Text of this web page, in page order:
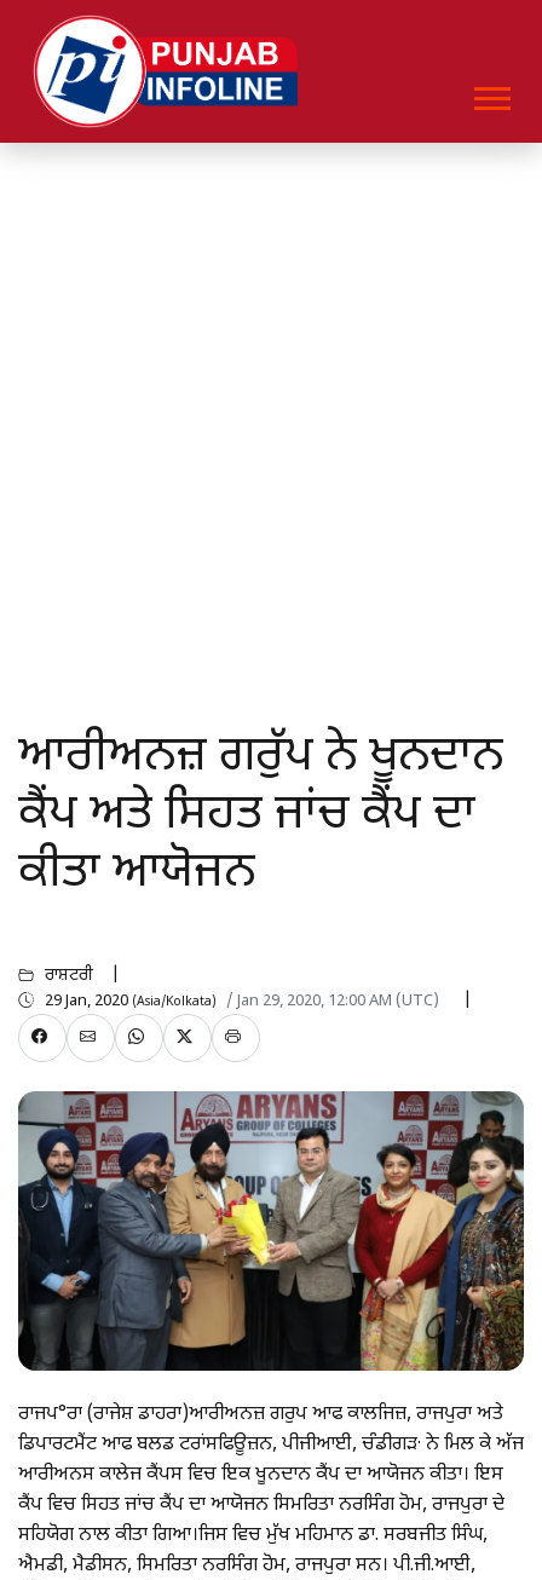
ਆਰੀਅਨਜ਼ ਗਰੁੱਪ ਨੇ ਖੂਨਦਾਨ
ਕੈਂਪ ਅਤੇ ਸਿਹਤ ਜਾਂਚ ਕੈਂਪ ਦਾ
ਕੀਤਾ ਆਯੋਜਨ
ਰਾਸ਼ਟਰੀ
29 Jan, 2020 (Asia/Kolkata) / Jan 29, 2020, 12:00 AM (UTC)
ਰਾਜਪ°ਰਾ (ਰਾਜੇਸ਼ ਡਾਹਰਾ)ਆਰੀਅਨਜ਼ ਗਰੁਪ ਆਫ ਕਾਲਜਿਜ਼, ਰਾਜਪੁਰਾ ਅਤੇ
ਡਿਪਾਰਟਮੈਂਟ ਆਫ ਬਲਡ ਟਰਾਂਸਫਿਊਜ਼ਨ, ਪੀਜੀਆਈ, ਚੰਡੀਗੜ· ਨੇ ਮਿਲ ਕੇ ਅੱਜ
ਆਰੀਅਨਸ ਕਾਲੇਜ ਕੈਂਪਸ ਵਿਚ ਇਕ ਖੂਨਦਾਨ ਕੈਂਪ ਦਾ ਆਯੋਜਨ ਕੀਤਾ। ਇਸ
ਕੈਂਪ ਵਿਚ ਸਿਹਤ ਜਾਂਚ ਕੈਂਪ ਦਾ ਆਯੋਜਨ ਸਿਮਰਿਤਾ ਨਰਸਿੰਗ ਹੋਮ, ਰਾਜਪੁਰਾ ਦੇ
ਸਹਿਯੋਗ ਨਾਲ ਕੀਤਾ ਗਿਆ।ਜਿਸ ਵਿਚ ਮੁੱਖ ਮਹਿਮਾਨ ਡਾ. ਸਰਬਜੀਤ ਸਿੰਘ,
ਐਮਡੀ, ਮੈਡੀਸਨ, ਸਿਮਰਿਤਾ ਨਰਸਿੰਗ ਹੋਮ, ਰਾਜਪੁਰਾ ਸਨ। ਪੀ.ਜੀ.ਆਈ,